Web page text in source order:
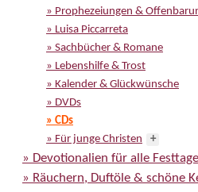
» Prophezeiungen &
» Luisa Piccarreta
» Sachbücher & Romane
» Lebenshilfe & Trost
» Kalender & Glückwünsche
» DVDs
» CDs
» Für junge Christen
+
» Devotionalien für alle
» Räuchern, Duftöle & schöne